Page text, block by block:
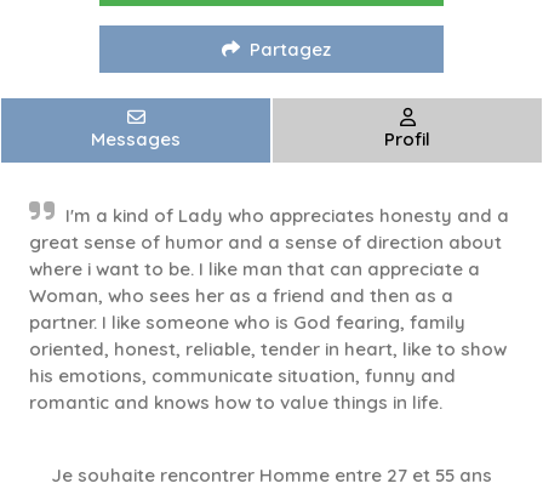
Partagez
Messages Profil
I'm a kind of Lady who appreciates honesty and a
great sense of humor and a sense of direction about
where i want to be. I like man that can appreciate a
Woman, who sees her as a friend and then as a
partner. I like someone who is God fearing, family
oriented, honest, reliable, tender in heart, like to show
his emotions, communicate situation, funny and
romantic and knows how to value things in life.
Je souhaite rencontrer Homme entre 27 et 55 ans